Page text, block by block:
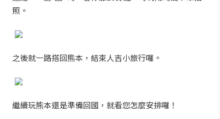
照。
之後就一路搭回熊本，結束人吉小旅行囉。
繼續玩熊本還是準備回國，就看您怎麼安排囉！